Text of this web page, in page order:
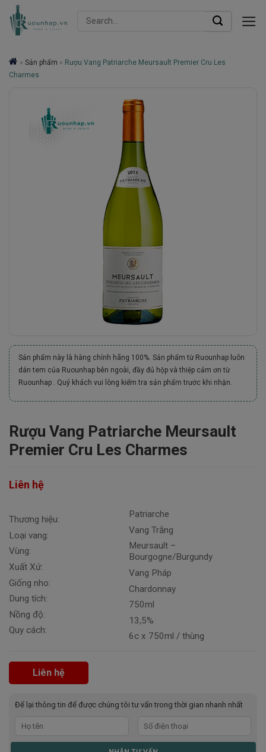
Skip
Search
» Sản phẩm » Rượu Vang Patriarche Meursault Premier Cru Les
Charmes
Sản phẩm này là hàng chính hãng 100%. Sản phẩm từ Ruounhap luôn
dán tem của Ruounhap bên ngoài, đầy đủ hộp và thiệp cảm ơn từ
Ruounhap . Quý khách vui lòng kiểm tra sản phẩm trước khi nhận.
Rượu Vang Patriarche Meursault
Premier Cru Les Charmes
Liên hệ
Thương hiệu:
Loại vang:
Vùng:
Xuất Xứ:
Giống nho:
Dung tích:
Nồng độ:
Quy cách:
Patriarche
Vang Trắng
Meursault –
Bourgogne/Burgundy
Vang Pháp
Chardonnay
750ml
13,5%
6c x 750ml / thùng
Liên hệ
Để lại thông tin để được chúng tôi tư vấn trong thời gian nhanh nhất